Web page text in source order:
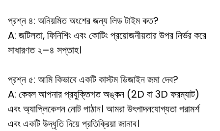
প্রশ্ন ৪: অনিয়মিত অংশের জন্য লিড টাইম কত?
A: জটিলতা, ফিনিশিং এবং কোটিং প্রয়োজনীয়তার উপর নির্ভর করে
সাধারণত ২–৪ সপ্তাহ।
প্রশ্ন ৫: আমি কিভাবে একটি কাস্টম ডিজাইন জমা দেব?
A: কেবল আপনার প্রযুক্তিগত অঙ্কন (2D বা 3D ফরম্যাট)
এবং অ্যাপ্লিকেশন নোট পাঠান। আমরা উৎপাদনযোগ্যতা পরামর্শ
এবং একটি উদ্ধৃতি দিয়ে প্রতিক্রিয়া জানাব।